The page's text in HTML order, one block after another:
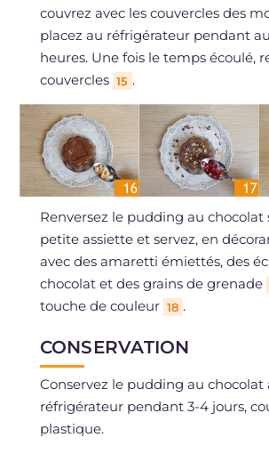
couvrez avec les couvercles des
placez au réfrigérateur pendant
heures. Une fois le temps écoulé,
couvercles 15 .
Renversez le pudding au chocolat
petite assiette et servez, en
avec des amaretti émiettés, des
chocolat et des grains de grenade
touche de couleur 18 .
CONSERVATION
Conservez le pudding au chocolat
réfrigérateur pendant 3-4 jours,
plastique.